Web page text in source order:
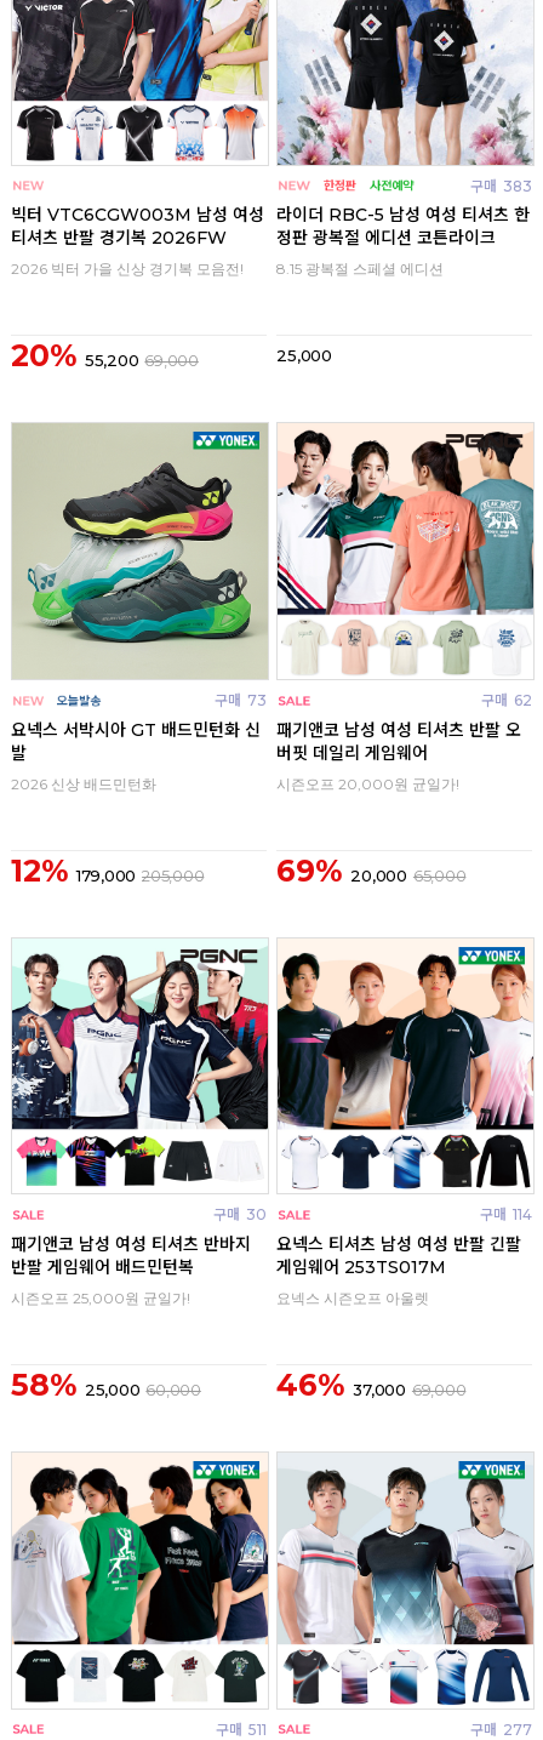
빅터 VTC6CGW003M 남성 여성
티셔츠 반팔 경기복 2026FW
2026 빅터 가을 신상 경기복 모음전!
20% 55,200 69,000
구매 383
라이더 RBC-5 남성 여성 티셔츠 한
정판 광복절 에디션 코튼라이크
8.15 광복절 스페셜 에디션
25,000
구매 73
요넥스 서박시아 GT 배드민턴화 신
발
2026 신상 배드민턴화
12% 179,000 205,000
구매 62
패기앤코 남성 여성 티셔츠 반팔 오
버핏 데일리 게임웨어
시즌오프 20,000원 균일가!
69% 20,000 65,000
구매 30
패기앤코 남성 여성 티셔츠 반바지
반팔 게임웨어 배드민턴복
시즌오프 25,000원 균일가!
58% 25,000 60,000
구매 114
요넥스 티셔츠 남성 여성 반팔 긴팔
게임웨어 253TS017M
요넥스 시즌오프 아울렛
46% 37,000 69,000
구매 511 구매 277